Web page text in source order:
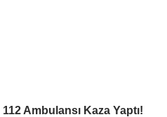
112 Ambulansı Kaza Yaptı!